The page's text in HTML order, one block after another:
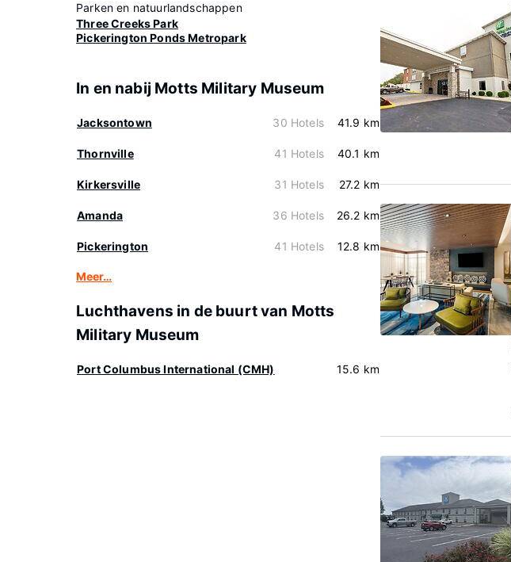
Parken en natuurlandschappen
Three Creeks Park
Pickerington Ponds Metropark
In en nabij Motts Military Museum
Jacksontown 30 Hotels 41.9 km
Thornville 41 Hotels 40.1 km
Kirkersville 31 Hotels 27.2 km
Amanda 36 Hotels 26.2 km
Pickerington 41 Hotels 12.8 km
Meer…
Luchthavens in de buurt van Motts
Military Museum
Port Columbus International (CMH) 15.6 km